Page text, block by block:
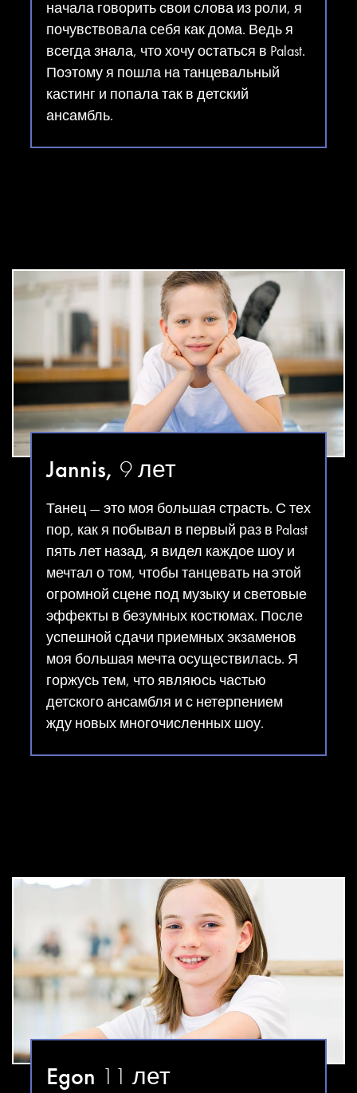
начала говорить свои слова из роли, я
почувствовала себя как дома. Ведь я
всегда знала, что хочу остаться в Palast.
Поэтому я пошла на танцевальный
кастинг и попала так в детский
ансамбль.
Jannis, 9 лет
Танец — это моя большая страсть. С тех
пор, как я побывал в первый раз в Palast
пять лет назад, я видел каждое шоу и
мечтал о том, чтобы танцевать на этой
огромной сцене под музыку и световые
эффекты в безумных костюмах. После
успешной сдачи приемных экзаменов
моя большая мечта осуществилась. Я
горжусь тем, что являюсь частью
детского ансамбля и с нетерпением
жду новых многочисленных шоу.
Egon 11 лет